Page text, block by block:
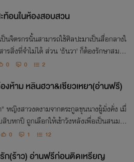
ะท้อนในห้องสอบสวน
ป็นจิตรกรนั้นสามารถใช้ศิลปะมาเป็นสื่อกลางใ
รสิ่งที่จำไม่ได้ ส่วน 'ธันวา' ก็ต้องรักษาสมดุล
หน้าที่" กับ "ความรู้สึก" ที่เริ่มก่อตัวขึ้น
0 0 2
งห้าม หลินฮวา&เซียวเหยา(อ่านฟรี)
หญิงสาวงดงามจากตระกูลขุนนางผู้มั่งคั่ง เมื่
บหกปี ถูกเลือกให้เข้าวังหลังเพื่อเป็นสนมคน
งเต้ แม้เธอจะรู้ว่าชีวิตของเธอต่อจากนี้ต้องเป็
0 1 12
ก(ร้าว) อ่านฟรีก่อนติดเหรียญ